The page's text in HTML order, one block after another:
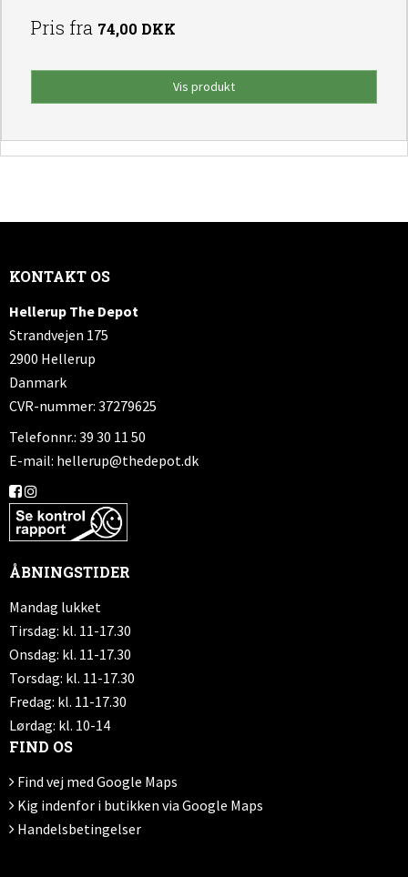
Pris fra 74,00 DKK
Vis produkt
KONTAKT OS
Hellerup The Depot
Strandvejen 175
2900 Hellerup
Danmark
CVR-nummer: 37279625
Telefonnr.: 39 30 11 50
E-mail: hellerup@thedepot.dk
ÅBNINGSTIDER
Mandag lukket
Tirsdag: kl. 11-17.30
Onsdag: kl. 11-17.30
Torsdag: kl. 11-17.30
Fredag: kl. 11-17.30
Lørdag: kl. 10-14
FIND OS
Find vej med Google Maps
Kig indenfor i butikken via Google Maps
Handelsbetingelser